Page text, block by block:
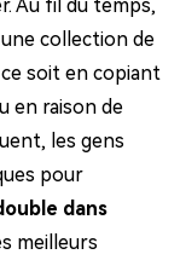
Au fil du temps,
collection de
soit en copiant
en raison de
les gens
pour
dans
meilleurs